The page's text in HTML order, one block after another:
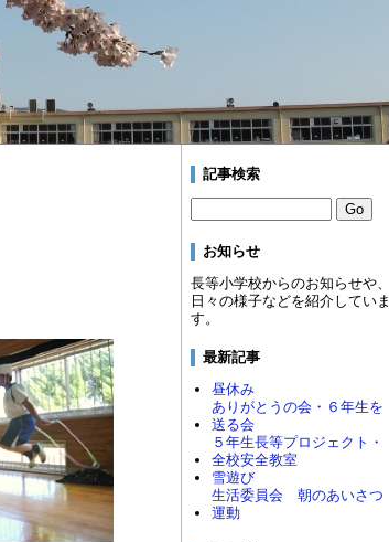
記事検索
お知らせ
長等小学校からのお知らせや、
日々の様子などを紹介していま
す。
最新記事
昼休み
ありがとうの会・６年生を
送る会
５年生長等プロジェクト・
全校安全教室
雪遊び
生活委員会 朝のあいさつ
運動